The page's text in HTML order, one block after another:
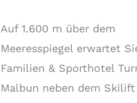
Auf 1.600 m über dem
Meeresspiegel erwartet
Familien & Sporthotel
Malbun neben dem Skilift